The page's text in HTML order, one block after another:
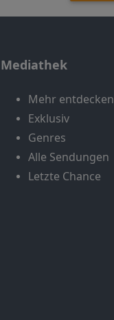
Mediathek
Mehr entdecken
Exklusiv
Genres
Alle Sendungen
Letzte Chance